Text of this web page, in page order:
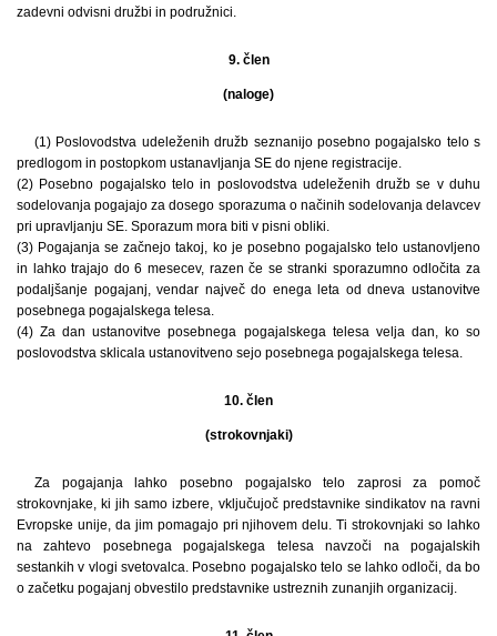
zadevni odvisni družbi in podružnici.
9. člen
(naloge)
(1) Poslovodstva udeleženih družb seznanijo posebno pogajalsko telo s
predlogom in postopkom ustanavljanja SE do njene registracije.
(2) Posebno pogajalsko telo in poslovodstva udeleženih družb se v duhu
sodelovanja pogajajo za dosego sporazuma o načinih sodelovanja delavcev
pri upravljanju SE. Sporazum mora biti v pisni obliki.
(3) Pogajanja se začnejo takoj, ko je posebno pogajalsko telo ustanovljeno
in lahko trajajo do 6 mesecev, razen če se stranki sporazumno odločita za
podaljšanje pogajanj, vendar največ do enega leta od dneva ustanovitve
posebnega pogajalskega telesa.
(4) Za dan ustanovitve posebnega pogajalskega telesa velja dan, ko so
poslovodstva sklicala ustanovitveno sejo posebnega pogajalskega telesa.
10. člen
(strokovnjaki)
Za pogajanja lahko posebno pogajalsko telo zaprosi za pomoč
strokovnjake, ki jih samo izbere, vključujoč predstavnike sindikatov na ravni
Evropske unije, da jim pomagajo pri njihovem delu. Ti strokovnjaki so lahko
na zahtevo posebnega pogajalskega telesa navzoči na pogajalskih
sestankih v vlogi svetovalca. Posebno pogajalsko telo se lahko odloči, da bo
o začetku pogajanj obvestilo predstavnike ustreznih zunanjih organizacij.